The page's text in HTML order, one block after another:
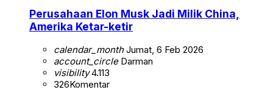
Perusahaan Elon Musk Jadi Milik China,
Amerika Ketar-ketir
calendar_monthJumat, 6 Feb 2026
account_circleDarman
visibility4.113
326Komentar